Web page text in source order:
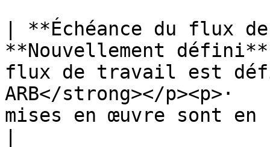
| **Échéance du
**Nouvellement
flux de travail est
ARB</strong></p><p>·
mises en œuvre sont en